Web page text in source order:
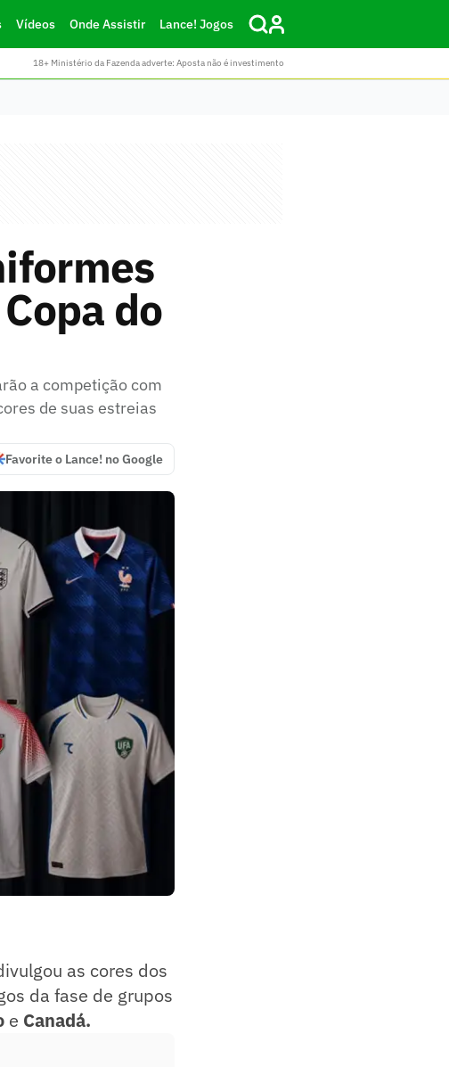
Vídeos Onde Assistir Lance! Jogos
18+ Ministério da Fazenda adverte: Aposta não é investimento
do
a competição com
de suas estreias
Favorite o Lance! no Google
as cores dos
da fase de grupos
e Canadá.